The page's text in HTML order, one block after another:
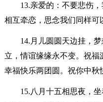
13.亲爱的：不要悲伤
相互牵恋，思念我们同样可
14.月儿圆圆天边挂，
立，情谊缘缘永不变。祝福
幸福快乐两团圆。祝你中秋
15.八月十五相思夜，